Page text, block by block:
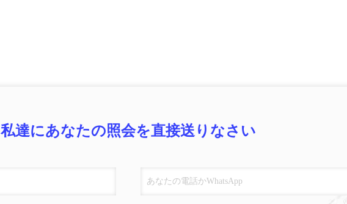
私達にあなたの照会を直接送りなさい